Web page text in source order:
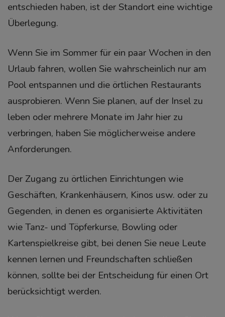
entschieden haben, ist der Standort eine wichtige
Überlegung.
Wenn Sie im Sommer für ein paar Wochen in den
Urlaub fahren, wollen Sie wahrscheinlich nur am
Pool entspannen und die örtlichen Restaurants
ausprobieren. Wenn Sie planen, auf der Insel zu
leben oder mehrere Monate im Jahr hier zu
verbringen, haben Sie möglicherweise andere
Anforderungen.
Der Zugang zu örtlichen Einrichtungen wie
Geschäften, Krankenhäusern, Kinos usw. oder zu
Gegenden, in denen es organisierte Aktivitäten
wie Tanz- und Töpferkurse, Bowling oder
Kartenspielkreise gibt, bei denen Sie neue Leute
kennen lernen und Freundschaften schließen
können, sollte bei der Entscheidung für einen Ort
berücksichtigt werden.